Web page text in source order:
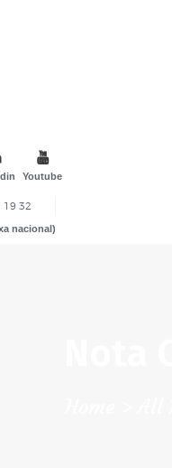
Youtube
19 32
nacional)